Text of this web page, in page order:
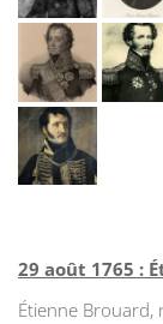
29 août 1765 :
Étienne Brouard,